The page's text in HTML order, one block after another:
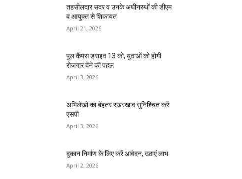
तहसीलदार सदर व उनके अधीनस्थों की डीएम
व आयुक्त से शिकायत
April 21, 2026
पुल कैंपस ड्राइव 13 को, युवाओं को होगी
रोजगार देने की पहल
April 3, 2026
अभिलेखों का बेहतर रखरखाव सुनिश्चित करें:
एसपी
April 3, 2026
दुकान निर्माण के लिए करें आवेदन, उठाएं लाभ
April 2, 2026